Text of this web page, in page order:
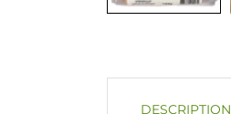
DESCRIPTION